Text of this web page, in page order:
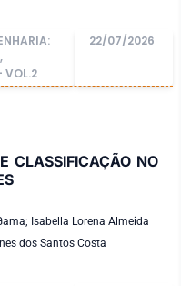
VOL.2
22/07/2026
CLASSIFICAÇÃO NO
Isabella Lorena Almeida
dos Santos Costa